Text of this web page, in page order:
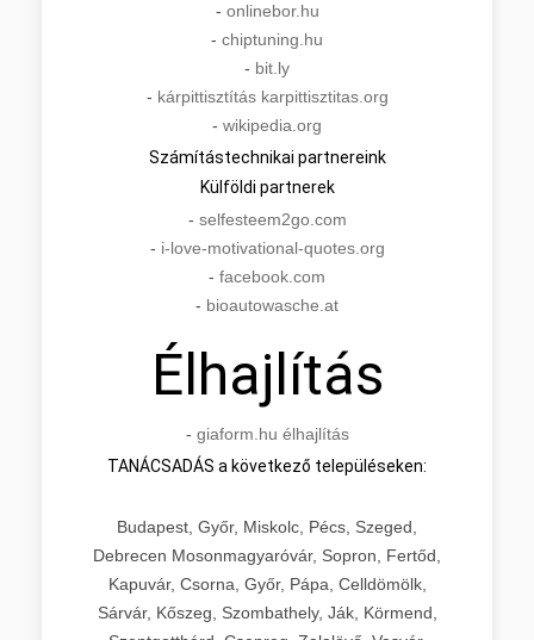
- onlinebor.hu
- chiptuning.hu
- bit.ly
- kárpittisztítás karpittisztitas.org
- wikipedia.org
Számítástechnikai partnereink
Külföldi partnerek
- selfesteem2go.com
- i-love-motivational-quotes.org
- facebook.com
- bioautowasche.at
Élhajlítás
- giaform.hu élhajlítás
TANÁCSADÁS a következő településeken:
Budapest, Győr, Miskolc, Pécs, Szeged,
Debrecen Mosonmagyaróvár, Sopron, Fertőd,
Kapuvár, Csorna, Győr, Pápa, Celldömölk,
Sárvár, Kőszeg, Szombathely, Ják, Körmend,